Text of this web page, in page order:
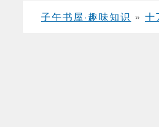
子午书屋·趣味知识 » 十